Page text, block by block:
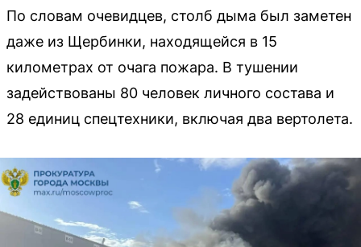
По словам очевидцев, столб дыма был заметен
даже из Щербинки, находящейся в 15
километрах от очага пожара. В тушении
задействованы 80 человек личного состава и
28 единиц спецтехники, включая два вертолета.